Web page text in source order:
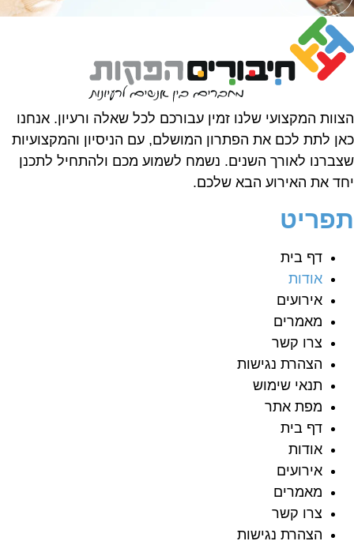
המקצועי שלנו זמין עבורכם לכל שאלה ורעיון. אנחנו
לתת לכם את הפתרון המושלם, עם הניסיון והמקצועיות
לאורך השנים. נשמח לשמוע מכם ולהתחיל לתכנן
את האירוע הבא שלכם.
דף בית
אודות
אירועים
מאמרים
צרו קשר
הצהרת נגישות
תנאי שימוש
מפת אתר
דף בית
אודות
אירועים
מאמרים
צרו קשר
הצהרת נגישות